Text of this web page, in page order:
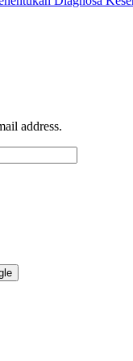
address.